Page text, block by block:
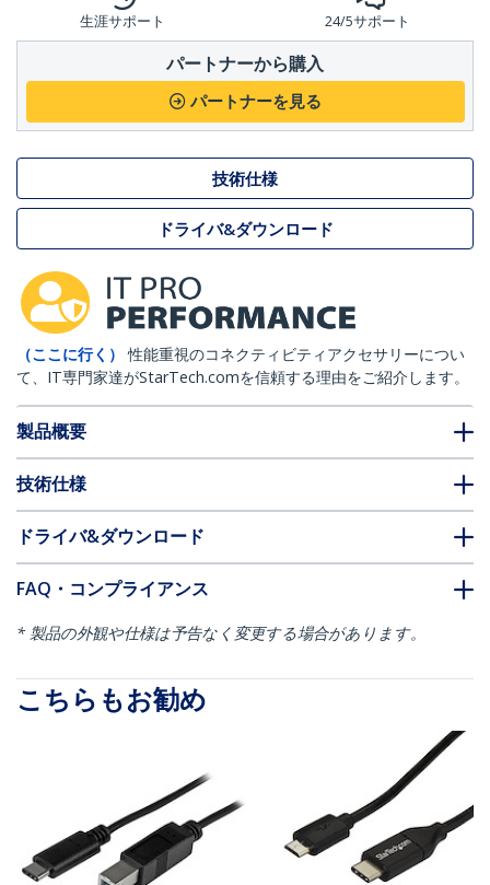
生涯サポート 24/5サポート
パートナーから購入
パートナーを見る
技術仕様
ドライバ&ダウンロード
（ここに行く）
性能重視のコネクティビティアクセサリーについ
て、IT専門家達がStarTech.comを信頼する理由をご紹介します。
製品概要
技術仕様
ドライバ&ダウンロード
FAQ・コンプライアンス
* 製品の外観や仕様は予告なく変更する場合があります。
こちらもお勧め